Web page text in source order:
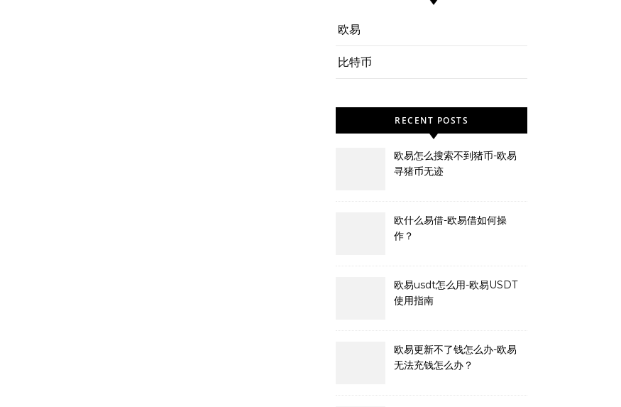
欧易
比特币
RECENT POSTS
欧易怎么搜索不到猪币-欧易
寻猪币无迹
欧什么易借-欧易借如何操
作？
欧易usdt怎么用-欧易USDT
使用指南
欧易更新不了钱怎么办-欧易
无法充钱怎么办？